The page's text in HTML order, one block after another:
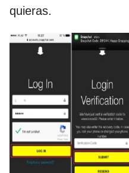
quieras.